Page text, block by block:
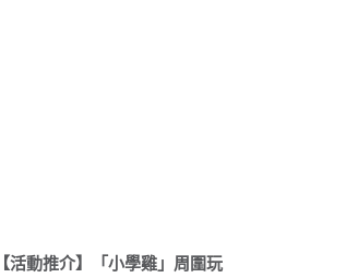
【活動推介】「小學雞」周圍玩